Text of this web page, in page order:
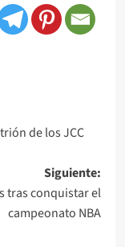
de los JCC
Siguiente:
tras conquistar el
campeonato NBA